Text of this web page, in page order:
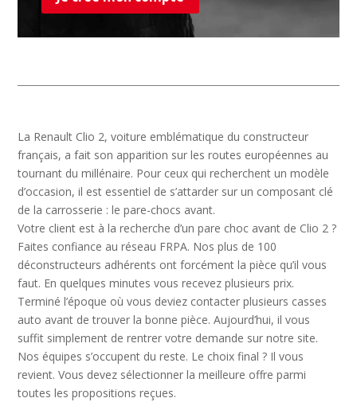
La Renault Clio 2, voiture emblématique du constructeur
français, a fait son apparition sur les routes européennes au
tournant du millénaire. Pour ceux qui recherchent un modèle
d’occasion, il est essentiel de s’attarder sur un composant clé
de la carrosserie : le pare-chocs avant.
Votre client est à la recherche d’un pare choc avant de Clio 2 ?
Faites confiance au réseau FRPA. Nos plus de 100
déconstructeurs adhérents ont forcément la pièce qu’il vous
faut. En quelques minutes vous recevez plusieurs prix.
Terminé l’époque où vous deviez contacter plusieurs casses
auto avant de trouver la bonne pièce. Aujourd’hui, il vous
suffit simplement de rentrer votre demande sur notre site.
Nos équipes s’occupent du reste. Le choix final ? Il vous
revient. Vous devez sélectionner la meilleure offre parmi
toutes les propositions reçues.